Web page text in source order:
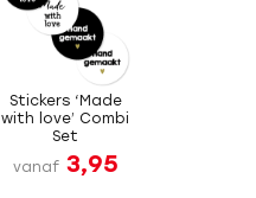
Stickers ‘Made
with love’ Combi
Set
vanaf 3,95